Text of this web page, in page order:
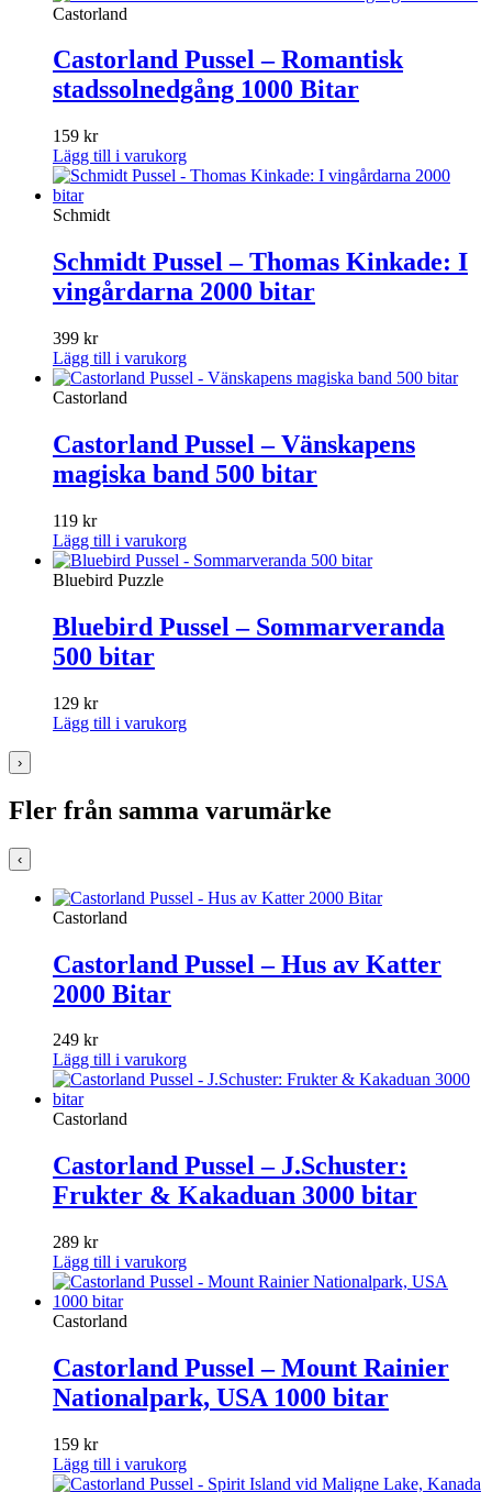
Castorland
Castorland Pussel – Romantisk
stadssolnedgång 1000 Bitar
159 kr
Lägg till i varukorg
Schmidt
Schmidt Pussel – Thomas Kinkade: I
vingårdarna 2000 bitar
399 kr
Lägg till i varukorg
Castorland
Castorland Pussel – Vänskapens
magiska band 500 bitar
119 kr
Lägg till i varukorg
Bluebird Puzzle
Bluebird Pussel – Sommarveranda
500 bitar
129 kr
Lägg till i varukorg
›
Fler från samma varumärke
‹
Castorland
Castorland Pussel – Hus av Katter
2000 Bitar
249 kr
Lägg till i varukorg
Castorland
Castorland Pussel – J.Schuster:
Frukter & Kakaduan 3000 bitar
289 kr
Lägg till i varukorg
Castorland
Castorland Pussel – Mount Rainier
Nationalpark, USA 1000 bitar
159 kr
Lägg till i varukorg